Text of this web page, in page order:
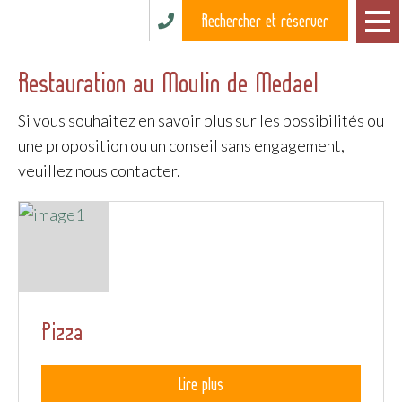
Rechercher et réserver
Restauration au Moulin de Medael
Si vous souhaitez en savoir plus sur les possibilités ou
une proposition ou un conseil sans engagement,
veuillez nous contacter.
Pizza
Lire plus